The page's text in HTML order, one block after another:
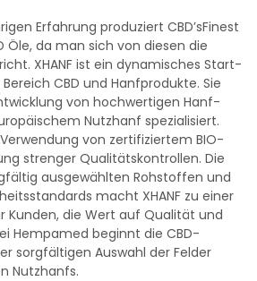
Erfahrung produziert CBD’sFinest
Öle, da man sich von diesen die
XHANF ist ein dynamisches Start-
CBD und Hanfprodukte. Sie
von hochwertigen Hanf-
Nutzhanf spezialisiert.
von zertifiziertem BIO-
strenger Qualitätskontrollen. Die
ausgewählten Rohstoffen und
macht XHANF zu einer
Kunden, die Wert auf Qualität und
Hempamed beginnt die CBD-
sorgfältigen Auswahl der Felder
Nutzhanfs.